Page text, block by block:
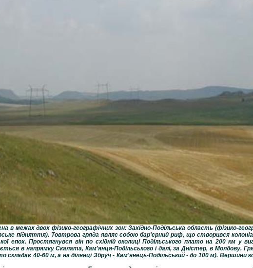
в межах двох фізико-географічних зон: Західно-Подільська область (фізико-
підняття). Товтрова гряда являє собою бар'єрний риф, що створився
Простягнувся він по східній околиці Подільського плато на 200 км у
в напрямку Скалата, Кам'янця-Подільського і далі, за Дністер, в Молдову.
40-60 м, а на ділянці Збруч - Кам'янець-Подільський - до 100 м). Вершини